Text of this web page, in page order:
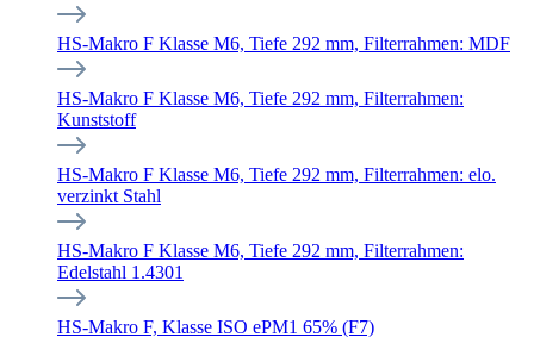
HS-Makro F Klasse M6, Tiefe 292 mm, Filterrahmen: MDF
HS-Makro F Klasse M6, Tiefe 292 mm, Filterrahmen:
Kunststoff
HS-Makro F Klasse M6, Tiefe 292 mm, Filterrahmen: elo.
verzinkt Stahl
HS-Makro F Klasse M6, Tiefe 292 mm, Filterrahmen:
Edelstahl 1.4301
HS-Makro F, Klasse ISO ePM1 65% (F7)